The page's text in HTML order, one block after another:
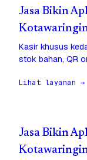
Jasa Bikin
Kasir khusus
stok bahan, QR
Lihat layanan →
Jasa Bikin